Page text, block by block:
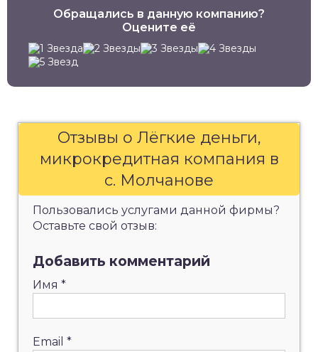
Обращались в данную компанию?
Оцените её
Отзывы о Лёгкие деньги,
микрокредитная компания в
с. Молчанове
Пользовались услугами данной фирмы?
Оставьте свой отзыв:
Добавить комментарий
Имя *
Email *